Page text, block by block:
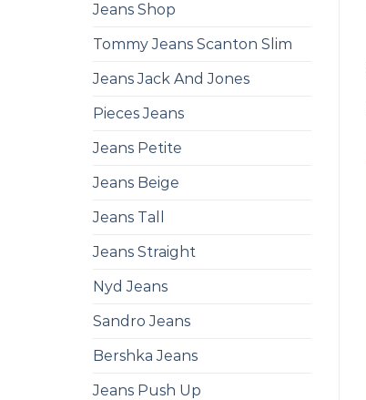
Jeans Shop
Tommy Jeans Scanton Slim
Jeans Jack And Jones
Pieces Jeans
Jeans Petite
Jeans Beige
Jeans Tall
Jeans Straight
Nyd Jeans
Sandro Jeans
Bershka Jeans
Jeans Push Up